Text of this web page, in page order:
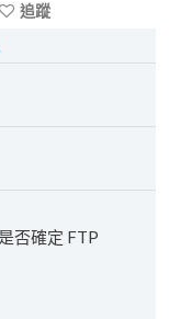
追蹤
否確定 FTP